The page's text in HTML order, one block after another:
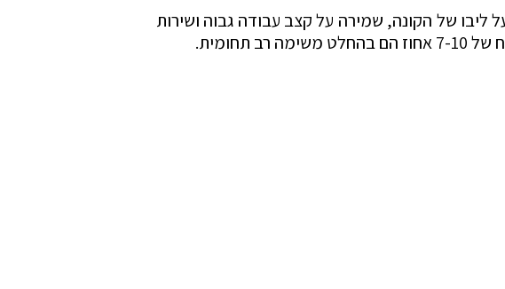
ליבו של הקונה, שמירה על קצב עבודה גבוה ושירות